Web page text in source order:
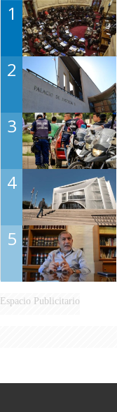
1
2
3
4
5
Espacio Publicitario